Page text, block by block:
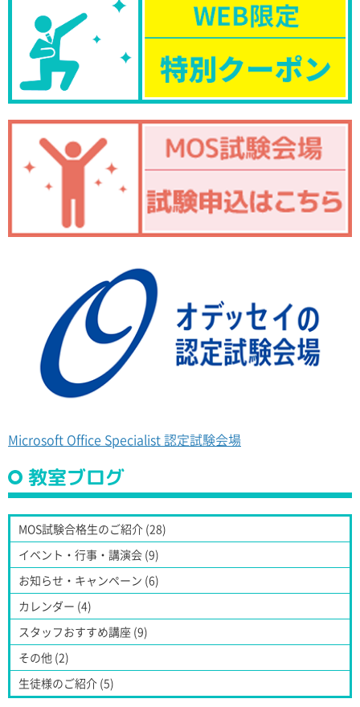
Microsoft Office Specialist 認定試験会場
教室ブログ
MOS試験合格生のご紹介 (28)
イベント・行事・講演会 (9)
お知らせ・キャンペーン (6)
カレンダー (4)
スタッフおすすめ講座 (9)
その他 (2)
生徒様のご紹介 (5)